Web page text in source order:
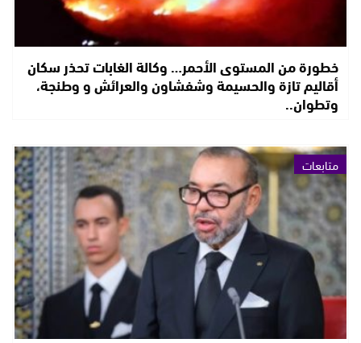
خطورة من المستوى الأحمر… وكالة الغابات تحذر سكان
أقاليم تازة والحسيمة وشفشاون والعرائش و وطنجة،
وتطوان..
متابعات